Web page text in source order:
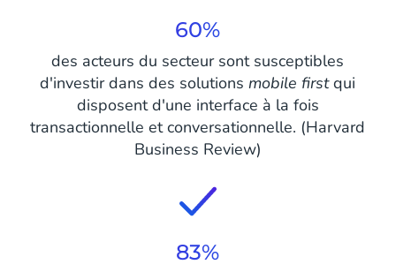
60%
des acteurs du secteur sont susceptibles
d'investir dans des solutionsmobile firstqui
disposent d'une interface à la fois
transactionnelle et conversationnelle. (Harvard
Business Review)
83%